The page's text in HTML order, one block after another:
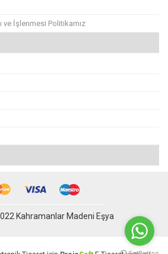
ve İşlenmesi Politikamız
Kahramanlar Madeni Eşya